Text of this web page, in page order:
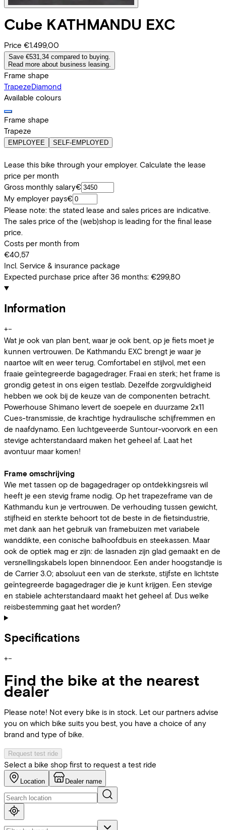
Cube KATHMANDU EXC
Price €1.499,00
Save €531,34 compared to buying.
Read more about business leasing.
Frame shape
TrapezeDiamond
Available colours
Frame shape
Trapeze
EMPLOYEE SELF-EMPLOYED
Lease this bike through your employer. Calculate the lease
price per month
Gross monthly salary€
My employer pays€
Please note: the stated lease and sales prices are indicative.
The sales price of the (web)shop is leading for the final lease
price.
Costs per month from
€40,57
Incl. Service & insurance package
Expected purchase price after 36 months: €299,80
Information
+−
Wat je ook van plan bent, waar je ook bent, op je fiets moet je
kunnen vertrouwen. De Kathmandu EXC brengt je waar je
naartoe wilt en weer terug. Comfortabel en stijlvol, met een
fraaie geïntegreerde bagagedrager. Fraai en sterk; het frame is
grondig getest in ons eigen testlab. Dezelfde zorgvuldigheid
hebben we ook bij de keuze van de componenten betracht.
Powerhouse Shimano levert de soepele en duurzame 2x11
Cues-transmissie, de krachtige hydraulische schijfremmen en
de naafdynamo. Een luchtgeveerde Suntour-voorvork en een
stevige achterstandaard maken het geheel af. Laat het
avontuur maar komen!
Frame omschrijving
Wie met tassen op de bagagedrager op ontdekkingsreis wil
heeft je een stevig frame nodig. Op het trapezeframe van de
Kathmandu kun je vertrouwen. De verhouding tussen gewicht,
stijfheid en sterkte behoort tot de beste in de fietsindustrie,
met dank aan het gebruik van framebuizen met variabele
wanddikte, een conische balhoofdbuis en steekassen. Maar
ook de optiek mag er zijn: de lasnaden zijn glad gemaakt en de
versnellingskabels lopen binnendoor. Een ander hoogstandje is
de Carrier 3.0; absoluut een van de sterkste, stijfste en lichtste
geïntegreerde bagagedrager die je kunt krijgen. Een stevige
en stabiele achterstandaard maakt het geheel af. Dus welke
reisbestemming gaat het worden?
Specifications
+−
Find the bike at the nearest
dealer
Please note! Not every bike is in stock. Let our partners advise
you on which bike suits you best, you have a choice of any
brand and type of bike.
Request test ride
Select a bike shop first to request a test ride
Location Dealer name